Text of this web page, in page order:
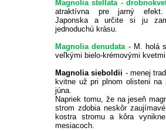
Magnolia stellata -
atraktívna pre jarný
Japonska a určite si ju
jednoduchú krásu.
Magnolia denudata- M. holá
veľkými bielo-krémovými
Magnolia sieboldii - menej
kvitne už pri plnom olistení na
júna.
Napriek tomu, že na jeseň
strom zdobia neskôr
kostra stromu a kôra
mesiacoch.